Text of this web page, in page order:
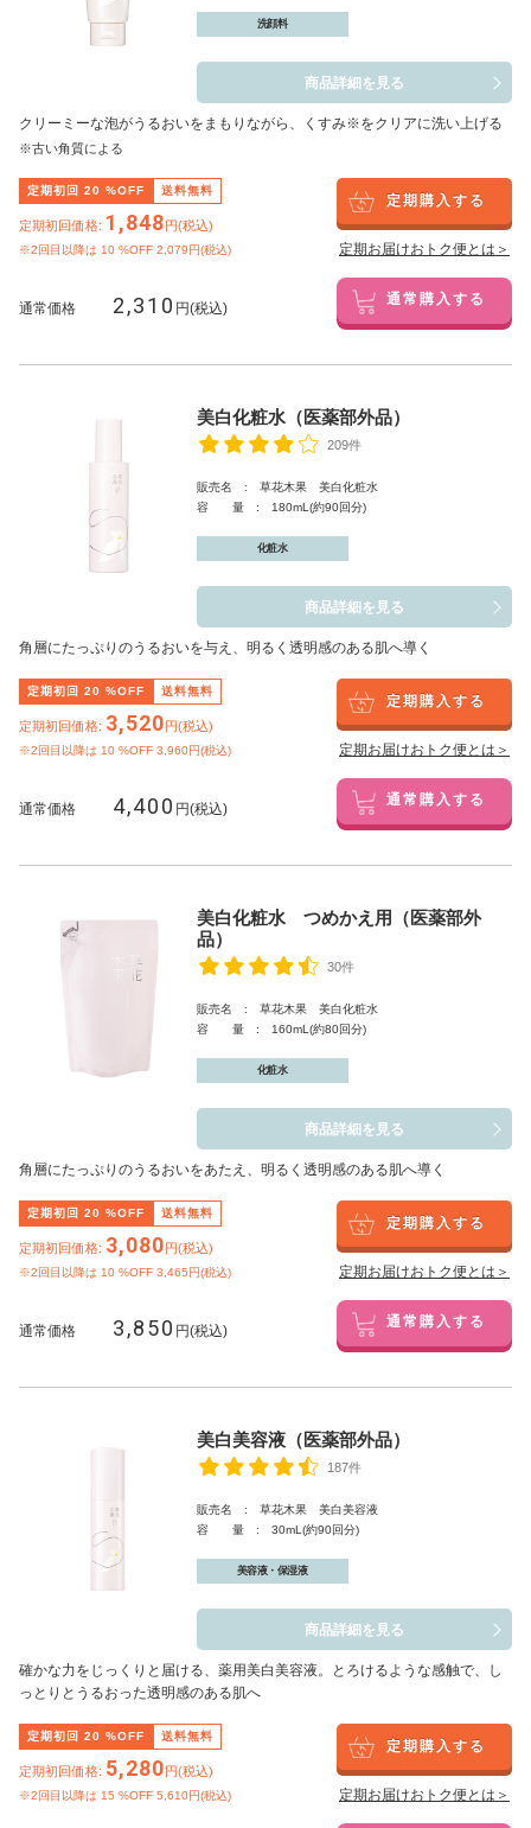
洗顔料
商品詳細を見る
クリーミーな泡がうるおいをまもりながら、くすみ※をクリアに洗い上げる
※古い角質による
定期初回 20 %OFF 送料無料
定期初回価格: 1,848円(税込)
※2回目以降は 10 %OFF 2,079円(税込)
定期購入する
定期お届けおトク便とは＞
通常価格 2,310 円(税込) 通常購入する
美白化粧水（医薬部外品）
209件
販売名 : 草花木果 美白化粧水
容 量 : 180mL(約90回分)
化粧水
商品詳細を見る
角層にたっぷりのうるおいを与え、明るく透明感のある肌へ導く
定期初回 20 %OFF 送料無料
定期初回価格: 3,520円(税込)
※2回目以降は 10 %OFF 3,960円(税込)
定期購入する
定期お届けおトク便とは＞
通常価格 4,400 円(税込) 通常購入する
美白化粧水 つめかえ用（医薬部外
品）
30件
販売名 : 草花木果 美白化粧水
容 量 : 160mL(約80回分)
化粧水
商品詳細を見る
角層にたっぷりのうるおいをあたえ、明るく透明感のある肌へ導く
定期初回 20 %OFF 送料無料
定期初回価格: 3,080円(税込)
※2回目以降は 10 %OFF 3,465円(税込)
定期購入する
定期お届けおトク便とは＞
通常価格 3,850 円(税込) 通常購入する
美白美容液（医薬部外品）
187件
販売名 : 草花木果 美白美容液
容 量 : 30mL(約90回分)
美容液・保湿液
商品詳細を見る
確かな力をじっくりと届ける、薬用美白美容液。とろけるような感触で、し
っとりとうるおった透明感のある肌へ
定期初回 20 %OFF 送料無料
定期初回価格: 5,280円(税込)
※2回目以降は 15 %OFF 5,610円(税込)
定期購入する
定期お届けおトク便とは＞